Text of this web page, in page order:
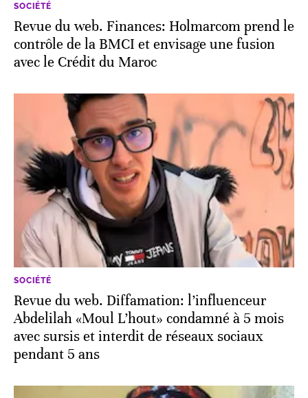
SOCIÉTÉ
Revue du web. Finances: Holmarcom prend le
contrôle de la BMCI et envisage une fusion
avec le Crédit du Maroc
SOCIÉTÉ
Revue du web. Diffamation: l’influenceur
Abdelilah «Moul L’hout» condamné à 5 mois
avec sursis et interdit de réseaux sociaux
pendant 5 ans